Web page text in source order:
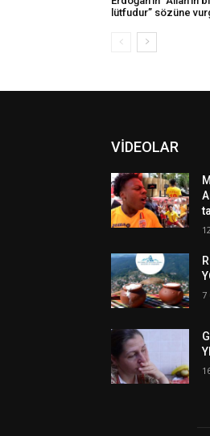
lütfudur” sözüne
VİDEOLAR
7